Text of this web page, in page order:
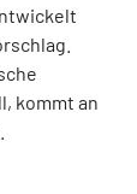
kommt an